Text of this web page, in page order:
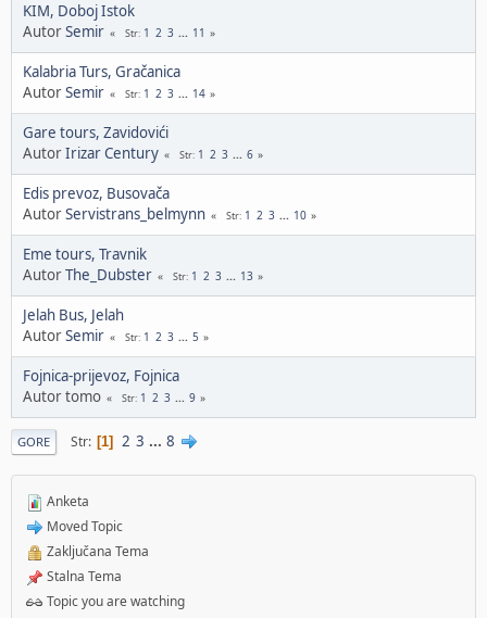
KIM, Doboj Istok
AutorSemir Str 1 2 3 ... 11
Kalabria Turs, Gračanica
AutorSemir Str 1 2 3 ... 14
Gare tours, Zavidovići
AutorIrizar Century Str 1 2 3 ... 6
Edis prevoz, Busovača
AutorServistrans_belmynn Str 1 2 3 ... 10
Eme tours, Travnik
AutorThe_Dubster Str 1 2 3 ... 13
Jelah Bus, Jelah
AutorSemir Str 1 2 3 ... 5
Fojnica-prijevoz, Fojnica
Autor tomo
Str 1 2 3 ... 9
GORE Str 1 2 3 ... 8
Anketa
Moved Topic
Zaključana Tema
Stalna Tema
Topic you are watching